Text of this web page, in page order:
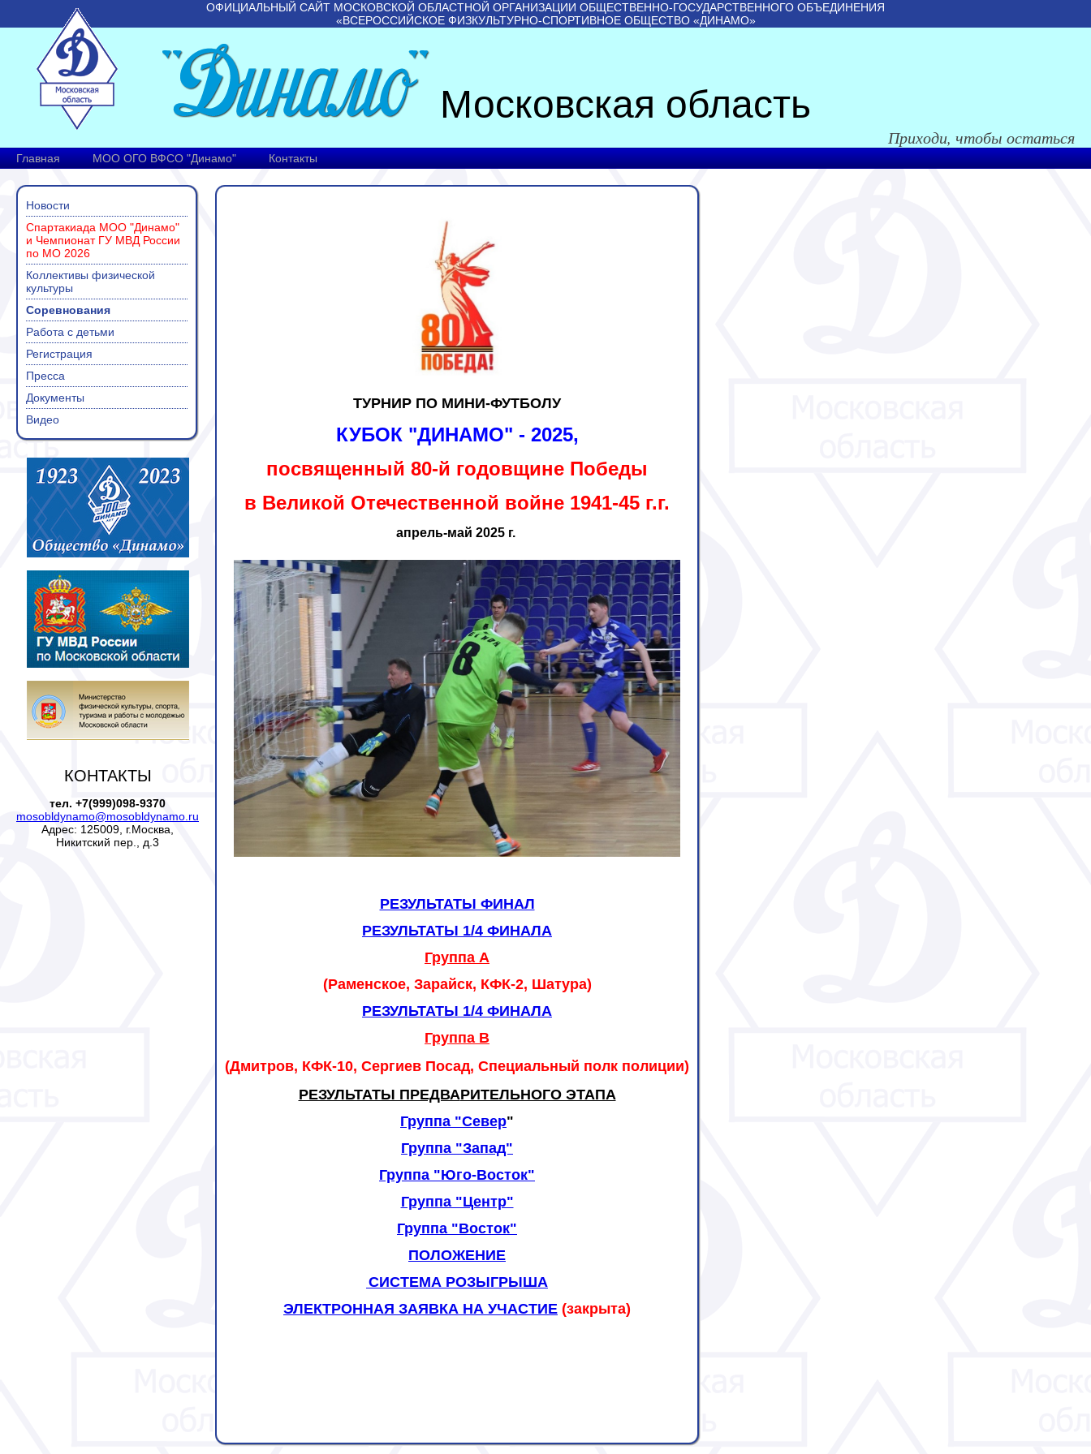
ОФИЦИАЛЬНЫЙ САЙТ МОСКОВСКОЙ ОБЛАСТНОЙ ОРГАНИЗАЦИИ ОБЩЕСТВЕННО-ГОСУДАРСТВЕННОГО ОБЪЕДИНЕНИЯ
«ВСЕРОССИЙСКОЕ ФИЗКУЛЬТУРНО-СПОРТИВНОЕ ОБЩЕСТВО «ДИНАМО»
Московская область
Приходи, чтобы остаться
Главная МОО ОГО ВФСО "Динамо" Контакты
Новости
Спартакиада МОО "Динамо"
и Чемпионат ГУ МВД России
по МО 2026
Коллективы физической
культуры
Соревнования
Работа с детьми
Регистрация
Пресса
Документы
Видео
КОНТАКТЫ
тел. +7(999)098-9370
mosobldynamo@mosobldynamo.ru
Адрес: 125009, г.Москва,
Никитский пер., д.3
ТУРНИР ПО МИНИ-ФУТБОЛУ
КУБОК "ДИНАМО" - 2025,
посвященный 80-й годовщине Победы
в Великой Отечественной войне 1941-45 г.г.
апрель-май 2025 г.
РЕЗУЛЬТАТЫ ФИНАЛ
РЕЗУЛЬТАТЫ 1/4 ФИНАЛА
Группа А
(Раменское, Зарайск, КФК-2, Шатура)
РЕЗУЛЬТАТЫ 1/4 ФИНАЛА
Группа B
(Дмитров, КФК-10, Сергиев Посад, Специальный полк полиции)
РЕЗУЛЬТАТЫ ПРЕДВАРИТЕЛЬНОГО ЭТАПА
Группа "Север"
Группа "Запад"
Группа "Юго-Восток"
Группа "Центр"
Группа "Восток"
ПОЛОЖЕНИЕ
СИСТЕМА РОЗЫГРЫША
ЭЛЕКТРОННАЯ ЗАЯВКА НА УЧАСТИЕ (закрыта)